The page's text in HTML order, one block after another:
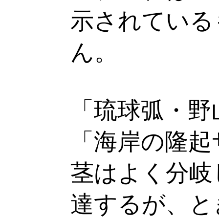
示されてい
ん。
「琉球弧・
「海岸の隆
茎はよく分
達するが、